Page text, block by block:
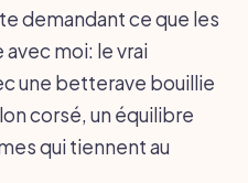
demandant ce que les
moi: le vrai
une betterave bouillie
corsé, un équilibre
qui tiennent au